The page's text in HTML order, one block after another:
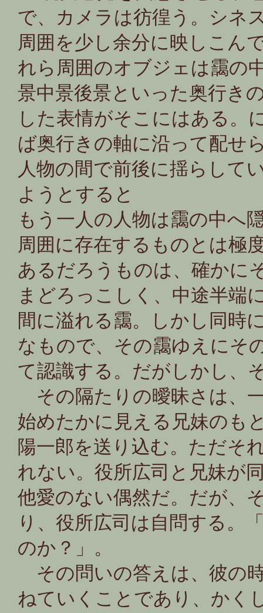
で、カメラは彷徨う。シネ
周囲を少し余分に映しこん
れら周囲のオブジェは靄の
景中景後景といった奥行き
した表情がそこにはある。
ば奥行きの軸に沿って配せ
人物の間で前後に揺らして
ようとすると
もう一人の人物は靄の中へ
周囲に存在するものとは極
あるだろうものは、確かに
まどろっこしく、中途半端
間に溢れる靄。しかし同時
なもので、その靄ゆえにそ
て認識する。だがしかし、
その隔たりの曖昧さは、
始めたかに見える兄妹のも
陽一郎を送り込む。ただそ
れない。役所広司と兄妹が
他愛のない偶然だ。だが、
り、役所広司は自問する。
のか？」。
その問いの答えは、彼の
ねていくことであり、かく